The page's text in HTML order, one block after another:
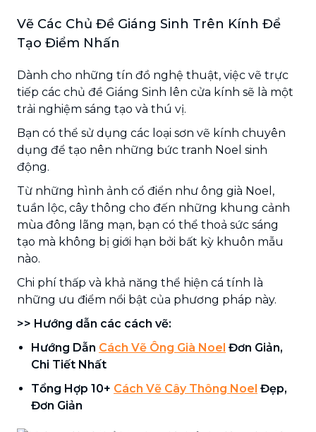
Vẽ Các Chủ Đề Giáng Sinh Trên Kính Để
Tạo Điểm Nhấn
Dành cho những tín đồ nghệ thuật, việc vẽ trực
tiếp các chủ đề Giáng Sinh lên cửa kính sẽ là một
trải nghiệm sáng tạo và thú vị.
Bạn có thể sử dụng các loại sơn vẽ kính chuyên
dụng để tạo nên những bức tranh Noel sinh
động.
Từ những hình ảnh cổ điển như ông già Noel,
tuần lộc, cây thông cho đến những khung cảnh
mùa đông lãng mạn, bạn có thể thoả sức sáng
tạo mà không bị giới hạn bởi bất kỳ khuôn mẫu
nào.
Chi phí thấp và khả năng thể hiện cá tính là
những ưu điểm nổi bật của phương pháp này.
>> Hướng dẫn các cách vẽ:
Hướng Dẫn Cách Vẽ Ông Già Noel Đơn Giản,
Chi Tiết Nhất
Tổng Hợp 10+ Cách Vẽ Cây Thông Noel Đẹp,
Đơn Giản